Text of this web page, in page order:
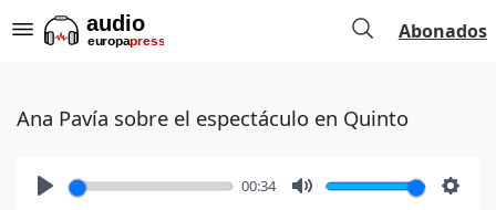
Abonados
Ana Pavía sobre el espectáculo en Quinto
00:34